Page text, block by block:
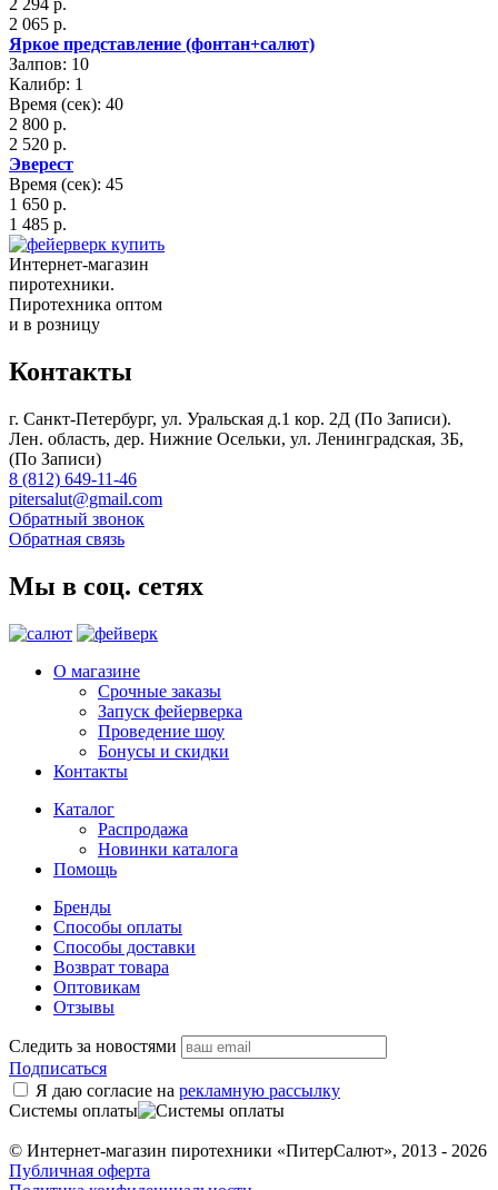
2 294 р.
2 065 р.
Яркое представление (фонтан+салют)
Залпов: 10
Калибр: 1
Время (сек): 40
2 800 р.
2 520 р.
Эверест
Время (сек): 45
1 650 р.
1 485 р.
Интернет-магазин
пиротехники.
Пиротехника оптом
и в розницу
Контакты
г. Санкт-Петербург, ул. Уральская д.1 кор. 2Д (По Записи).
Лен. область, дер. Нижние Осельки, ул. Ленинградская, 3Б,
(По Записи)
8 (812) 649-11-46
pitersalut@gmail.com
Обратный звонок
Обратная связь
Мы в соц. сетях
О магазине
Срочные заказы
Запуск фейерверка
Проведение шоу
Бонусы и скидки
Контакты
Каталог
Распродажа
Новинки каталога
Помощь
Бренды
Способы оплаты
Способы доставки
Возврат товара
Оптовикам
Отзывы
Следить за новостями
Подписаться
Я даю согласие на рекламную рассылку
Системы оплаты
© Интернет-магазин пиротехники «ПитерСалют», 2013 - 2026
Публичная оферта